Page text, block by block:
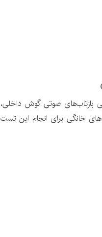
بازتاب‌های صوتی گوش داخلی،
خانگی برای انجام این تست